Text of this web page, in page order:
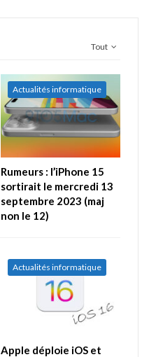
Tout
Actualités informatique
Rumeurs : l’iPhone 15
sortirait le mercredi 13
septembre 2023 (maj
non le 12)
Actualités informatique
Apple déploie iOS et